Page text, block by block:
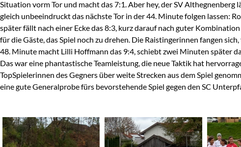
Situation vorm Tor und macht das 7:1. Aber hey, der SV
gleich unbeeindruckt das nächste Tor in der 44. Minute folgen lassen:
später fällt nach einer Ecke das 8:3, kurz darauf nach guter
für die Gäste, das Spiel noch zu drehen. Die Raistingerinnen fangen
48. Minute macht Lilli Hoffmann das 9:4, schiebt zwei Minuten später
Das war eine phantastische Teamleistung, die neue Taktik hat
TopSpielerinnen des Gegners über weite Strecken aus dem Spiel
eine gute Generalprobe fürs bevorstehende Spiel gegen den SC